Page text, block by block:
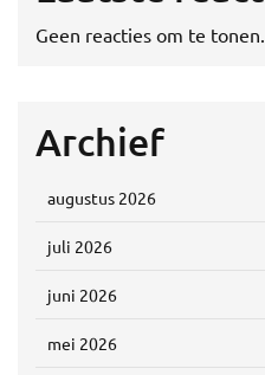
Geen reacties om te tonen.
Archief
augustus 2026
juli 2026
juni 2026
mei 2026